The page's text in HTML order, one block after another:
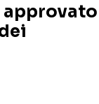
approvato